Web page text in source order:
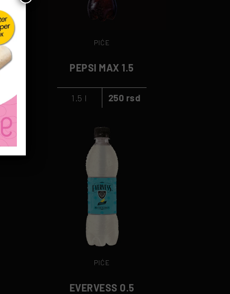
PIĆE
PEPSI MAX 1.5
1.5 l 250 rsd
PIĆE
EVERVESS 0.5